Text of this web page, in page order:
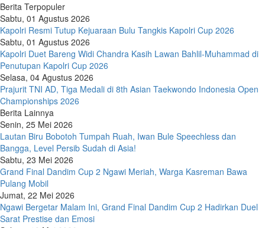
Berita Terpopuler
Sabtu, 01 Agustus 2026
Kapolri Resmi Tutup Kejuaraan Bulu Tangkis Kapolri Cup 2026
Sabtu, 01 Agustus 2026
Kapolri Duet Bareng Widi Chandra Kasih Lawan Bahlil-Muhammad di
Penutupan Kapolri Cup 2026
Selasa, 04 Agustus 2026
Prajurit TNI AD, Tiga Medali di 8th Asian Taekwondo Indonesia Open
Championships 2026
Berita Lainnya
Senin, 25 Mei 2026
Lautan Biru Bobotoh Tumpah Ruah, Iwan Bule Speechless dan
Bangga, Level Persib Sudah di Asia!
Sabtu, 23 Mei 2026
Grand Final Dandim Cup 2 Ngawi Meriah, Warga Kasreman Bawa
Pulang Mobil
Jumat, 22 Mei 2026
Ngawi Bergetar Malam Ini, Grand Final Dandim Cup 2 Hadirkan Duel
Sarat Prestise dan Emosi